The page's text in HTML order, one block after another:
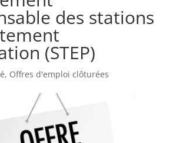
des stations
(STEP)
, Offres d'emploi clôturées